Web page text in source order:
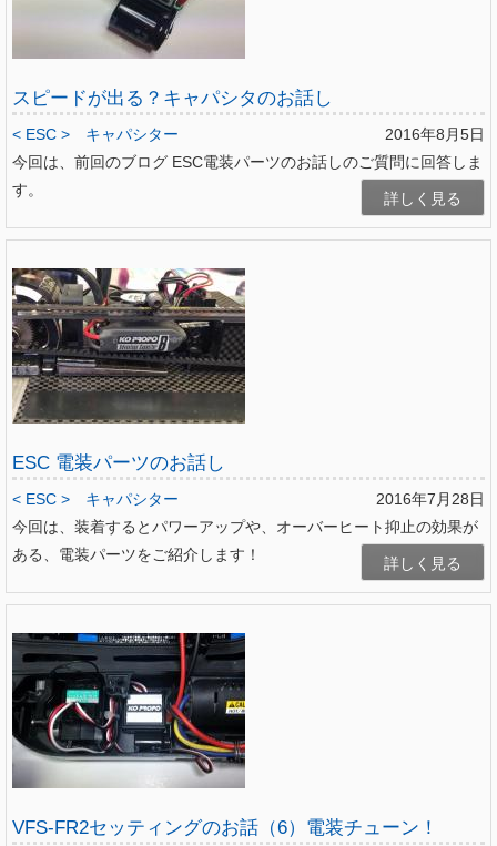
スピードが出る？キャパシタのお話し
2016年8月5日
< ESC >
キャパシター
今回は、前回のブログ ESC電装パーツのお話しのご質問に回答しま
す。
詳しく見る
ESC 電装パーツのお話し
2016年7月28日
< ESC >
キャパシター
今回は、装着するとパワーアップや、オーバーヒート抑止の効果が
ある、電装パーツをご紹介します！
詳しく見る
VFS-FR2セッティングのお話（6）電装チューン！